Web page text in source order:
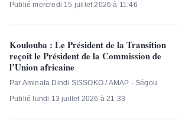
Publié mercredi 15 juillet 2026 à 11:46
Koulouba : Le Président de la Transition
reçoit le Président de la Commission de
l’Union africaine
Par Aminata Dindi SISSOKO / AMAP - Ségou
Publié lundi 13 juillet 2026 à 21:33